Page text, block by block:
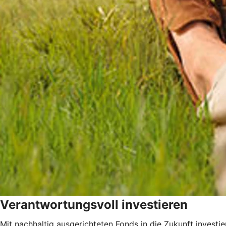
Verantwortungsvoll investieren
Mit nachhaltig ausgerichteten Fonds in die Zukunft